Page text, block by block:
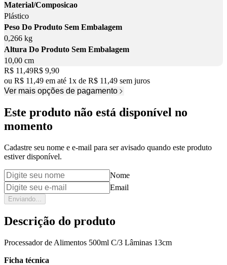
Material/Composicao
Plástico
Peso Do Produto Sem Embalagem
0,266 kg
Altura Do Produto Sem Embalagem
10,00 cm
Original price:
R$ 11,49Price:
R$ 9,90
ou R$ 11,49 em até 1x de R$ 11,49 sem juros
Ver mais opções de pagamento
Este produto não está disponível no
momento
Cadastre seu nome e e-mail para ser avisado quando este produto
estiver disponível.
Nome
Email
Enviando...
Descrição do produto
Processador de Alimentos 500ml C/3 Lâminas 13cm
Ficha técnica